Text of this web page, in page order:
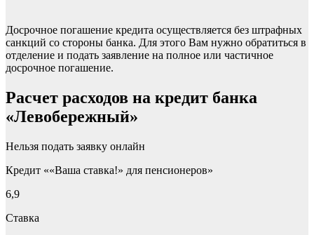
Досрочное погашение кредита осуществляется без штрафных
санкций со стороны банка. Для этого Вам нужно обратиться в
отделение и подать заявление на полное или частичное
досрочное погашение.
Расчет расходов на кредит банка
«Левобережный»
Нельзя подать заявку онлайн
Кредит ««Ваша ставка!» для пенсионеров»
6,9
Ставка